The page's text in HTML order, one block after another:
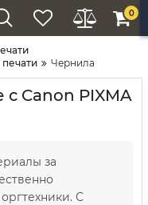
0
Чернила
Canon PIXMA
за
С